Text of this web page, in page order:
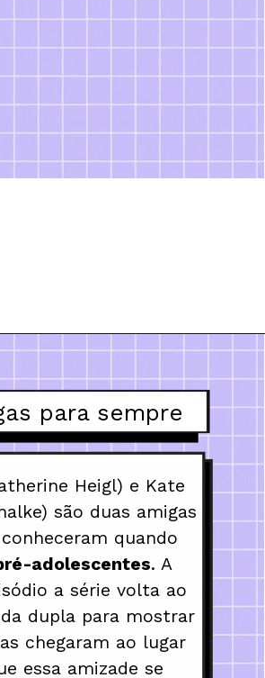
para sempre
Heigl) e Kate
são duas amigas
quando
adolescentes. A
a série volta ao
dupla para mostrar
chegaram ao lugar
essa amizade se